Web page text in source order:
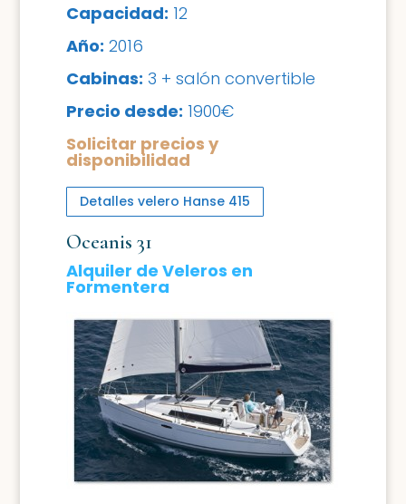
Capacidad: 12
Año: 2016
Cabinas: 3 + salón convertible
Precio desde: 1900€
Solicitar precios y
disponibilidad
Detalles velero Hanse 415
Oceanis 31
Alquiler de Veleros en
Formentera